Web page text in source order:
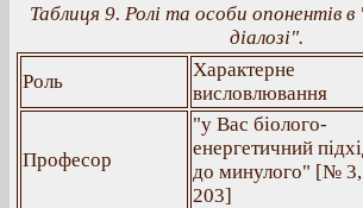
Таблиця 9. Ролі та особи опонентів
діалозі".
Роль
Характерне
висловлювання
Професор
"у Вас біолого-
енергетичний
до минулого" [№ 3,
203]